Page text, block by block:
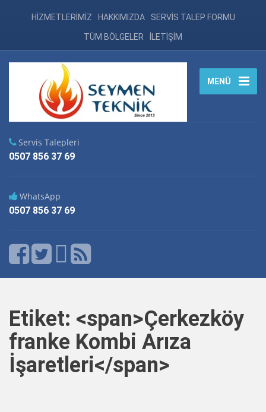
HİZMETLERİMİZ HAKKIMIZDA SERVİS TALEP FORMU
TÜM BÖLGELER İLETİŞİM
MENÜ
Servis Talepleri
0507 856 37 69
WhatsApp
0507 856 37 69
Etiket: <span>Çerkezköy
franke Kombi Arıza
İşaretleri</span>